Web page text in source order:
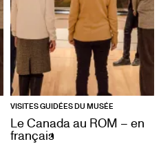
VISITES GUIDÉES DU MUSÉE
Le Canada au ROM – en
français